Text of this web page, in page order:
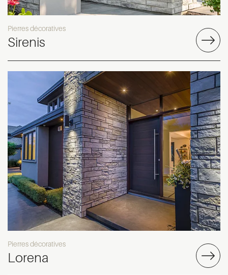
Pierres décoratives
Sirenis
Pierres décoratives
Lorena